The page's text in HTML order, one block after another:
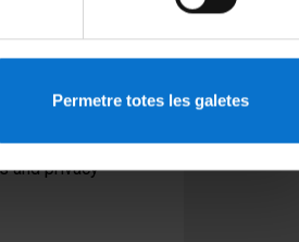
Permetre totes les galetes
and privacy